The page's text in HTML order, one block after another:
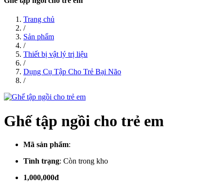
Trang chủ
/
Sản phẩm
/
Thiết bị vật lý trị liệu
/
Dụng Cụ Tập Cho Trẻ Bại Não
/
Ghế tập ngồi cho trẻ em
Mã sản phẩm:
Tình trạng: Còn trong kho
1,000,000đ